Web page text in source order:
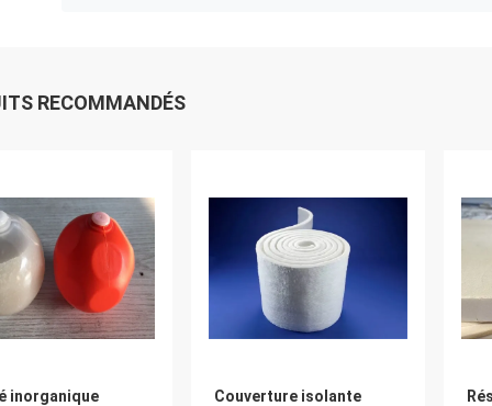
RECOMMANDÉS
inorganique
Couverture isolante